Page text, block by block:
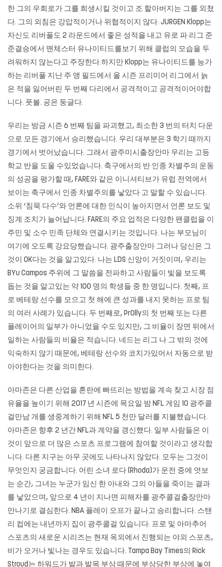
한 그의 우회로가 그를 희생시킬 것이고 조 할아버지는 그를 외쳤
다. 그의 외침은 강압적이거나 위협적이지 않다. JURGEN Klopp는
자신도 리버풀도 2 라운드에서 좋은 성적을 내고 유로 파 리그 준
준결승에서 맨체스터 유나이티드를보기 위해 클럽의 모습을 두
려워하지 않는다고 주장한다.하지만 Klopp는 유나이티드를 능가
하는 리버풀 지난 주 앵 필드에서 올 시즌 프리미어 리그에서 늙
은 적을 잃어버린 두 번째 다리에서 공격적이고 공격적이어야합
니다. 풋볼. 공은 둥글다.
우리는 방금 시즌 6 번째 팀을 파괴했고, 최소한 3 번의 터치 다운
으로 모든 경기에서 승리했습니다. 우리 대부분은 3 학기 때까지
경기에서 벗어났습니다. 그래서 광주미시출장안마 우리는 고등
학교 반을 도울 수있었습니다. 축구에서의 반 인종 차별주의 운동
의 성공을 평가할 때, FARE와 같은 이니셔티브가 유럽 전역에서
보이는 축구에서 인종 차별주의를 낳았다 고 말할 수 있습니다.
소위 ‘침묵 다수’와 언론에 대한 인식이 높아지면서 언론 보도 및
징계 조치가 늘어납니다. FARE의 주요 업적은 다양한 팬클럽을 이
주민 및 소수 민족 단체와 연결시키는 것입니다. 나는 부모님이
여기에 오도록 강요당했습니다. 광주출장안마 그러나 당신은 그
것이 OK다는 것을 알고있다. 나는 LDS 신앙이 거짓이며, 우리는
BYu Campos 주위에 그 말씀을 전파하고 사람들이 빛을 보도록
돕는 것을 알고있는 약 100 명의 학생들 중 한 명입니다. 첫째, 프
로 베테랑 선수를 모으고 첫 해에 큰 성과를 내지 못하는 프로 팀
의 여러 사례가 있습니다. 두 번째로, Pr0lly의 첫 번째 또는 다른
플레이어의 일부가 아니었을 수도 있지만, 그 비율이 장면 뒤에서
일하는 사람들의 비율은 적습니다. 네드는 리그 나 그 밖의 것에
익숙하지 않기 때문에, 베테랑 선수와 코치가있어서 자동으로 받
아야한다는 것을 의미한다.
아마존은 다른 산업을 혼란에 빠뜨리는 방법을 계속 찾고 시장 점
유율을 높이기 위해 2017 년 시즌에 목요일 밤 NFL 게임 10 광주콜
걸만남 개를 생중계하기 위해 NFL 5 천만 달러를 지불했습니다.
아마존은 향후 2 년간 NFL과 계약을 갱신했다. 일부 사람들은 이
것이 앞으로 더 많은 스포츠 프로그램에 참여할 것이라고 생각합
니다. 다른 지구는 아무 곳에도 나타나지 않았다. 모두는 그것이
무엇인지 궁금합니다. 어린 소녀 로다 (Rhoda)가 운전 중에 엿보
는 순간, 그녀는 누군가 임신 한 아내와 그의 아들을 죽이는 결과
를 낳았으며, 앞으로 4 년이 지나면 피해자를 광주콜걸출장안마
만나기로 결심한다. NBA 플레이 오프가 끝나고 승리합니다. 스탠
리 컵에는 내년까지 집이 광주콜걸 있습니다. 프로 및 아마추어
스포츠의 새로운 시리즈는 현재 옥외에서 진행되는 야외 스포츠,
비가 오거나 빛나는 경우도 있습니다. Tampa Bay Times의 Rick
Stroud는 하워드가 발과 발목 부상 때문에 부상당한 부상에 놓여